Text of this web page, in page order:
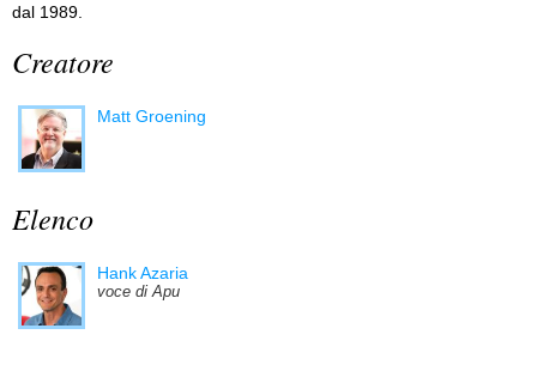
dal 1989.
Creatore
Matt Groening
Elenco
Hank Azaria
voce di Apu